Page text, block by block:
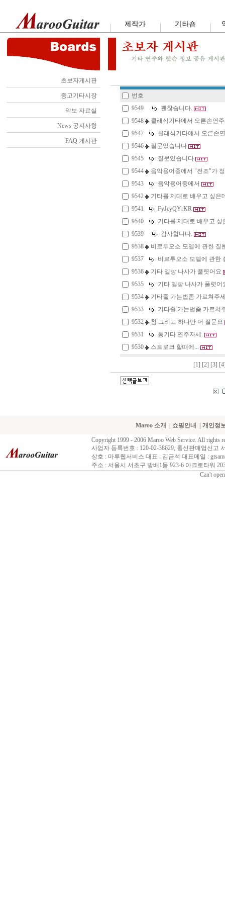
초보자게시판
중고기타시장
악보 자료실
News 공지사항
FAQ 게시판
번호
9549
괜찮습니다.
9548
클래식기타에서 오른손연
9547
클래식기타에서 오른손
9546
질문있습니다
9545
질문있습니다
9544
음악용어중에서 "전조"가
9543
음악용어중에서
9542
기타를 제대로 배우고 싶은
9541
FyJcyQYrKR
9540
기타를 제대로 배우고 싶
9539
감사합니다.
9538
비르투오소 모델에 관한 질
9537
비르투오소 모델에 관한
9536
기타 멜빵 나사가 풀렷어요
9535
기타 멜빵 나사가 풀렷어
9534
기타줄 가는법좀 가르쳐주
9533
기타줄 가는법좀 가르쳐
9532
참 그리고 하나만 더 질문요
9531
통기타 연주자세.
9530
스트로크 할때에...
[1] [2] [3]
Maroo 소개 쇼핑안내 |개인정
Copyright 1999 - 2006 Maroo Web Service. All rights
사업자 등록번호 : 120-02-38629, 통신판매업신고
상호 : 마루웹서비스 대표 : 김금석 대표메일 :
주소 : 서울시 서초구 방배1동 923-6 아크로타워
Can't